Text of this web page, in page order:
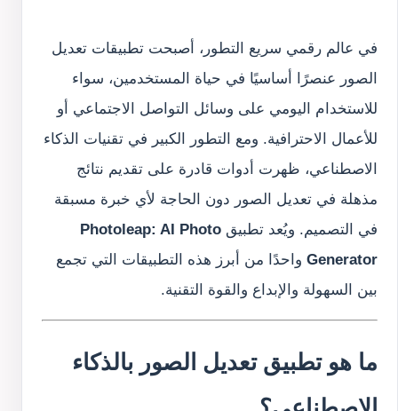
في عالم رقمي سريع التطور، أصبحت تطبيقات تعديل
الصور عنصرًا أساسيًا في حياة المستخدمين، سواء
للاستخدام اليومي على وسائل التواصل الاجتماعي أو
للأعمال الاحترافية. ومع التطور الكبير في تقنيات الذكاء
الاصطناعي، ظهرت أدوات قادرة على تقديم نتائج
مذهلة في تعديل الصور دون الحاجة لأي خبرة مسبقة
في التصميم. ويُعد تطبيق Photoleap: AI Photo
Generatorواحدًا من أبرز هذه التطبيقات التي تجمع
بين السهولة والإبداع والقوة التقنية.
ما هو تطبيق تعديل الصور بالذكاء